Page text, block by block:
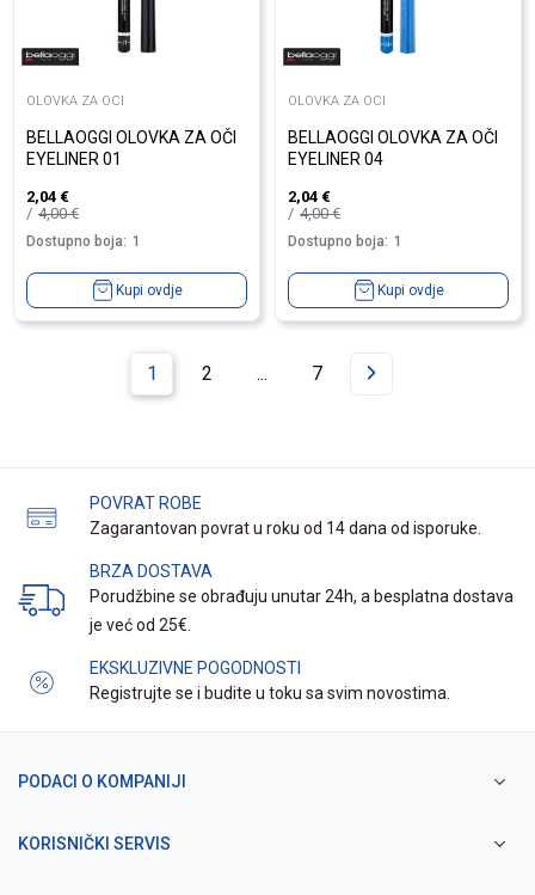
OLOVKA ZA OCI
BELLAOGGI OLOVKA ZA OČI
EYELINER 01
2,04 €
4,00€
Dostupno boja: 1
Kupi ovdje
OLOVKA ZA OCI
BELLAOGGI OLOVKA ZA OČI
EYELINER 04
2,04 €
4,00€
Dostupno boja: 1
Kupi ovdje
1 2 ... 7
POVRAT ROBE
Zagarantovan povrat u roku od 14 dana od isporuke.
BRZA DOSTAVA
Porudžbine se obrađuju unutar 24h, a besplatna dostava
je već od 25€.
EKSKLUZIVNE POGODNOSTI
Registrujte se i budite u toku sa svim novostima.
PODACI O KOMPANIJI
KORISNIČKI SERVIS